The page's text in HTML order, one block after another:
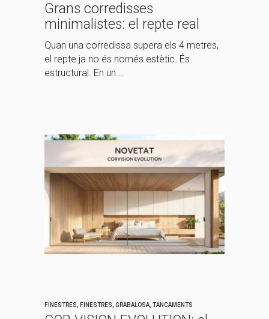
Grans corredisses
minimalistes: el repte real
Quan una corredissa supera els 4 metres,
el repte ja no és només estètic. És
estructural. En un...
FINESTRES FINESTRES GRABALOSA TANCAMENTS